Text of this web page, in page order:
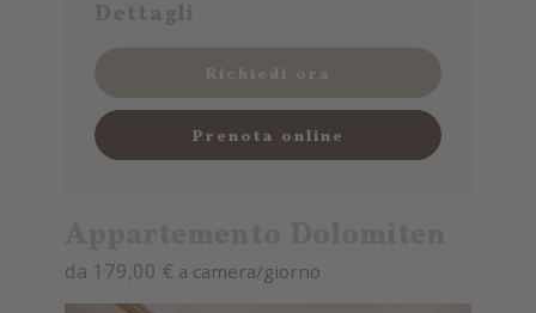
Dettagli
Richiedi ora
Prenota online
da 179,00 € a camera/giorno